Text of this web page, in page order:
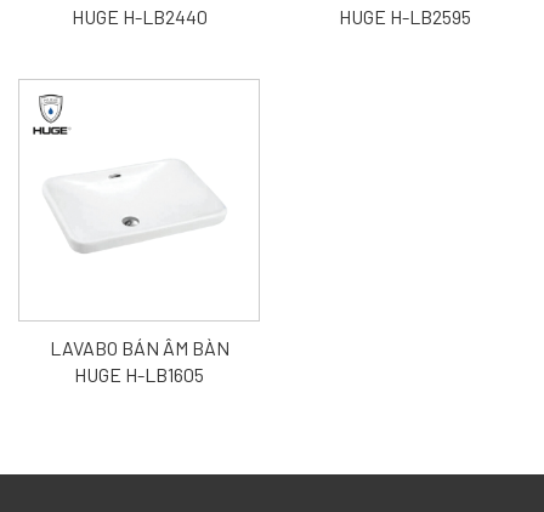
HUGE H-LB2440
HUGE H-LB2595
LAVABO BÁN ÂM BÀN
HUGE H-LB1605